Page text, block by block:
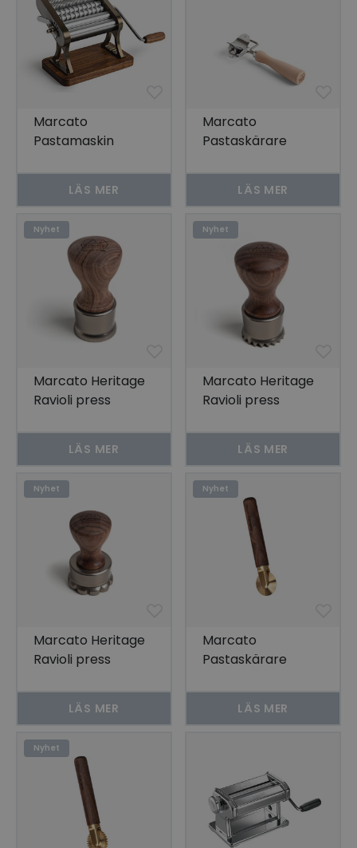
Marcato
Pastamaskin
LÄS MER
Marcato
Pastaskärare
cm
LÄS MER
Nyhet
Marcato Heritage
Ravioli press
kant Ø38 mm
LÄS MER
Nyhet
Marcato Heritage
Ravioli press
Ø38 mm
LÄS MER
Nyhet
Marcato Heritage
Ravioli press
Blomma Ø50 mm
LÄS MER
Nyhet
Marcato
Pastaskärare
Valnöt och
mässingLÄS MER
Nyhet